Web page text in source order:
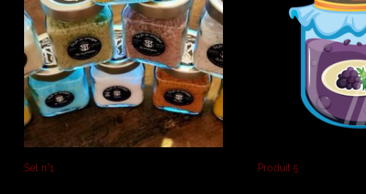
Sel n°1 Produit 5